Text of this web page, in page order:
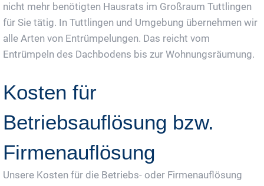
nicht mehr benötigten Hausrats im Großraum Tuttlingen
für Sie tätig. In Tuttlingen und Umgebung übernehmen wir
alle Arten von Entrümpelungen. Das reicht vom
Entrümpeln des Dachbodens bis zur Wohnungsräumung.
Kosten für
Betriebsauflösung bzw.
Firmenauflösung
Unsere Kosten für die Betriebs- oder Firmenauflösung